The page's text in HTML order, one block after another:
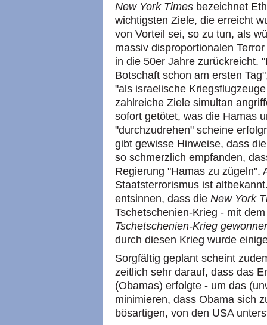
New York Times bezeichnet
wichtigsten Ziele, die erreicht
von Vorteil sei, so zu tun, als
massiv disproportionalen
in die 50er Jahre zurückreicht.
Botschaft schon am ersten
"als israelische
zahlreiche Ziele simultan
sofort getötet, was die Hamas
"durchzudrehen" scheine
gibt gewisse Hinweise, dass
so schmerzlich empfanden,
Regierung "Hamas zu zügeln".
Staatsterrorismus ist
entsinnen, dass die New York
Tschetschenien-Krieg - mit
Tschetschenien-Krieg
durch diesen Krieg wurde
Sorgfältig geplant scheint
zeitlich sehr darauf, dass das
(Obamas) erfolgte - um das
minimieren, dass Obama sich
bösartigen, von den USA